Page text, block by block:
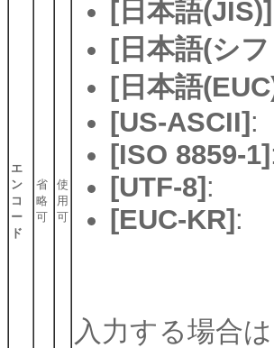
エ
ン
コ
ー
ド
省
略
可
使
用
可
[日本語(JIS)]
[日本語(シ
[日本語
[US-ASCII] :
[ISO 8859-1]
[UTF-8] :
[EUC-KR] :
入力する場合